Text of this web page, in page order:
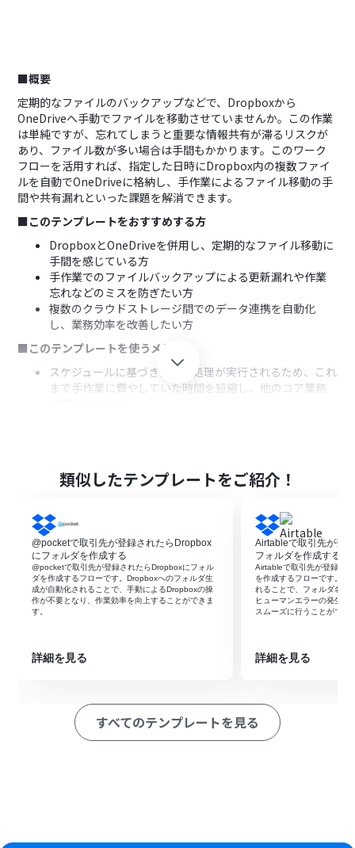
■概要
定期的なファイルのバックアップなどで、Dropboxから
OneDriveへ手動でファイルを移動させていませんか。この作業
は単純ですが、忘れてしまうと重要な情報共有が滞るリスクが
あり、ファイル数が多い場合は手間もかかります。このワーク
フローを活用すれば、指定した日時にDropbox内の複数ファイ
ルを自動でOneDriveに格納し、手作業によるファイル移動の手
間や共有漏れといった課題を解消できます。
■このテンプレートをおすすめする方
DropboxとOneDriveを併用し、定期的なファイル移動に
手間を感じている方
手作業でのファイルバックアップによる更新漏れや作業
忘れなどのミスを防ぎたい方
複数のクラウドストレージ間でのデータ連携を自動化
し、業務効率を改善したい方
■このテンプレートを使うメリット
スケジュールに基づき自動で処理が実行されるため、これ
まで手作業に費やしていた時間を短縮し、他のコア業務
■フローボットの流れ
次に、トリガーでスケジュールトリガー機能を選択し、
「指定したスケジュールになったら」アクションでフロー
を実行したい日時を設定します。
次に、オペレーションでDropboxの「フォルダ内のファ
イル一覧を取得」アクションを設定し、移動したいファイ
ルが格納されているフォルダを指定します。
続いて、取得した複数のファイルを1つずつ処理するた
繰り返し処理の中で、Dropboxの「ファイルをダウンロ
最後に、OneDriveの「ファイルをアップロード」アクシ
ョンを設定し、ダウンロードしたファイルを指定のフォ
ルダに格納します。
スケジュールトリガー機能では、フローを実行したい曜日
類似したテンプレートをご紹介！
@pocketで取引先が登録されたらDropbox
にフォルダを作成する
@pocketで取引先が登録されたらDropboxにフォル
ダを作成するフローです。Dropboxへのフォルダ生
成が自動化されることで、手動によるDropboxの操
作が不要となり、作業効率を向上することができま
す。
詳細を見る
Airtableで取引先が登
フォルダを作成する
Airtableで取引先が登録さ
を作成するフローです。フ
れることで、フォルダ名の
ヒューマンエラーの発生を
スムーズに行うことができ
詳細を見る
すべてのテンプレートを見る